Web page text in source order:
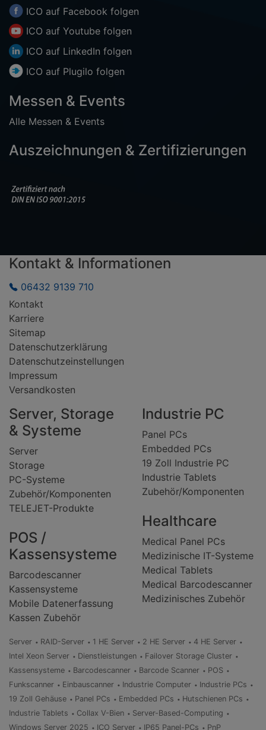
ICO auf Facebook folgen
ICO auf Youtube folgen
ICO auf LinkedIn folgen
ICO auf Plugilo folgen
Messen & Events
Alle Messen & Events
Auszeichnungen & Zertifizierungen
Kontakt & Informationen
06432 9139 710
Kontakt
Karriere
Sitemap
Datenschutzerklärung
Datenschutzeinstellungen
Impressum
Versandkosten
Server, Storage
& Systeme
Server
Storage
PC-Systeme
Zubehör/Komponenten
TELEJET-Produkte
POS /
Kassensysteme
Barcodescanner
Kassensysteme
Mobile Datenerfassung
Kassen Zubehör
Industrie PC
Panel PCs
Embedded PCs
19 Zoll Industrie PC
Industrie Tablets
Zubehör/Komponenten
Healthcare
Medical Panel PCs
Medizinische IT-Systeme
Medical Tablets
Medical Barcodescanner
Medizinisches Zubehör
Server RAID-Server 1 HE Server 2 HE Server
4 HE Server
Intel Xeon Server
Dienstleistungen
Failover Storage Cluster
Kassensysteme
Barcodescanner Barcode Scanner
POS
Funkscanner
Einbauscanner Industrie Computer
Industrie PCs
19 Zoll Gehäuse
Panel PCs Embedded PCs
Hutschienen PCs
Industrie Tablets
Collax V-Bien
Server-Based-Computing
Windows Server 2025
ICO Server IP65 Panel-PCs PnP